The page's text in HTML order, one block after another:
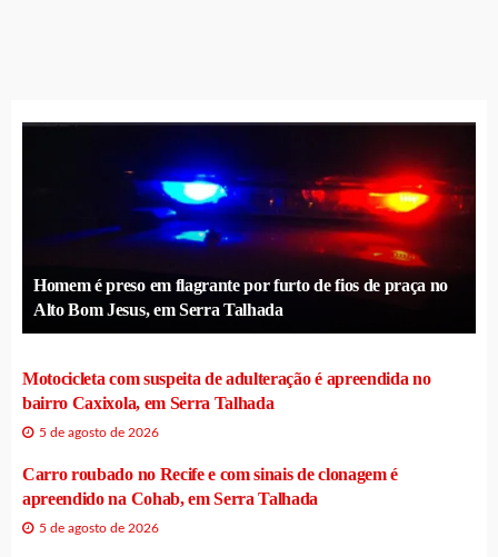
Homem é preso em flagrante por furto de fios de praça no
Alto Bom Jesus, em Serra Talhada
Motocicleta com suspeita de adulteração é apreendida no
bairro Caxixola, em Serra Talhada
5 de agosto de 2026
Carro roubado no Recife e com sinais de clonagem é
apreendido na Cohab, em Serra Talhada
5 de agosto de 2026